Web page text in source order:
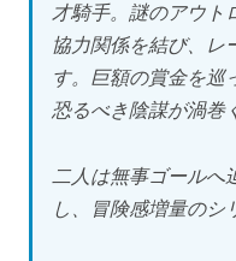
才騎手。謎のアウト
協力関係を結び、レ
す。巨額の賞金を巡
恐るべき陰謀が渦巻
二人は無事ゴールへ
し、冒険感増量のシ